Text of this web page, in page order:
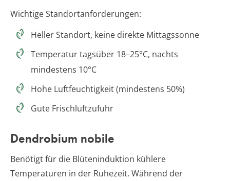
Wichtige Standortanforderungen:
Heller Standort, keine direkte Mittagssonne
Temperatur tagsüber 18–25°C, nachts
mindestens 10°C
Hohe Luftfeuchtigkeit (mindestens 50%)
Gute Frischluftzufuhr
Dendrobium nobile
Benötigt für die Blüteninduktion kühlere
Temperaturen in der Ruhezeit. Während der